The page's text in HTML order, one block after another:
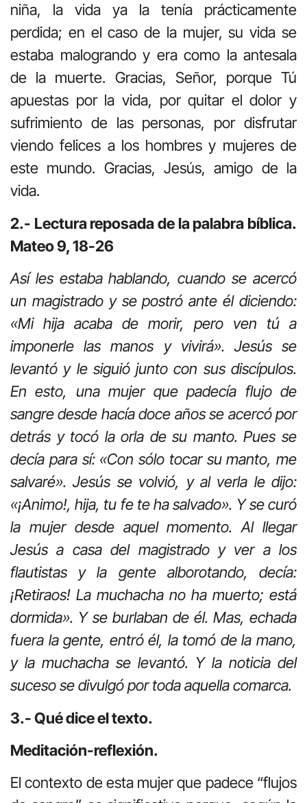
niña, la vida ya la tenía prácticamente
perdida; en el caso de la mujer, su vida se
estaba malogrando y era como la antesala
de la muerte. Gracias, Señor, porque Tú
apuestas por la vida, por quitar el dolor y
sufrimiento de las personas, por disfrutar
viendo felices a los hombres y mujeres de
este mundo. Gracias, Jesús, amigo de la
vida.
2.- Lectura reposada de la palabra bíblica.
Mateo 9, 18-26
Así les estaba hablando, cuando se acercó
un magistrado y se postró ante él diciendo:
«Mi hija acaba de morir, pero ven tú a
imponerle las manos y vivirá». Jesús se
levantó y le siguió junto con sus discípulos.
En esto, una mujer que padecía flujo de
sangre desde hacía doce años se acercó por
detrás y tocó la orla de su manto. Pues se
decía para sí: «Con sólo tocar su manto, me
salvaré». Jesús se volvió, y al verla le dijo:
«¡Animo!, hija, tu fe te ha salvado». Y se curó
la mujer desde aquel momento. Al llegar
Jesús a casa del magistrado y ver a los
flautistas y la gente alborotando, decía:
¡Retiraos! La muchacha no ha muerto; está
dormida». Y se burlaban de él. Mas, echada
fuera la gente, entró él, la tomó de la mano,
y la muchacha se levantó. Y la noticia del
suceso se divulgó por toda aquella comarca.
3.- Qué dice el texto.
Meditación-reflexión.
El contexto de esta mujer que padece “flujos